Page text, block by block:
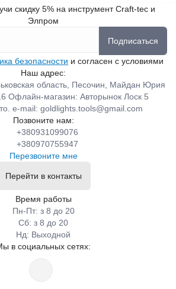
скидку 5% на инструмент Craft-tec и
Элпром
Подписаться
безопасности и согласен с условиями
Наш адрес:
область, Песочин, Майдан Юрия
Офлайн-магазин: Авторынок Лоск 5
e-mail: goldlights.tools@gmail.com
Позвоните нам:
+380931099076
+380970755947
Перезвоните мне
Перейти в контакты
Время работы
Пн-Пт: з 8 до 20
Сб: з 8 до 20
Нд: Выходной
в социальных сетях: